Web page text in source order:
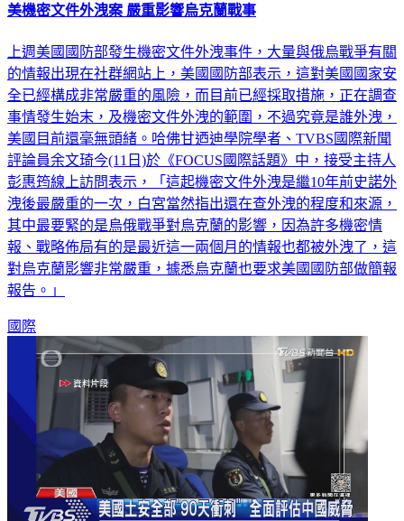
美機密文件外洩案 嚴重影響烏克蘭戰事
上週美國國防部發生機密文件外洩事件，大量與俄烏戰爭有關
的情報出現在社群網站上，美國國防部表示，這對美國國家安
全已經構成非常嚴重的風險，而目前已經採取措施，正在調查
事情發生始末，及機密文件外洩的範圍，不過究竟是誰外洩，
美國目前還毫無頭緒。哈佛甘迺迪學院學者、TVBS國際新聞
評論員余文琦今(11日)於《FOCUS國際話題》中，接受主持人
彭惠筠線上訪問表示，「這起機密文件外洩是繼10年前史諾外
洩後最嚴重的一次，白宮當然指出還在查外洩的程度和來源，
其中最要緊的是烏俄戰爭對烏克蘭的影響，因為許多機密情
報、戰略佈局有的是最近這一兩個月的情報也都被外洩了，這
對烏克蘭影響非常嚴重，據悉烏克蘭也要求美國國防部做簡報
報告。」
國際